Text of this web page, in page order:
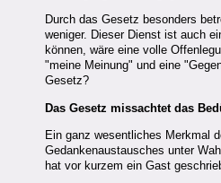
Durch das Gesetz besonders
weniger. Dieser Dienst ist auch
können, wäre eine volle
"meine Meinung" und eine
Gesetz?
Das Gesetz missachtet das
Ein ganz wesentliches Merkmal
Gedankenaustausches unter
hat vor kurzem ein Gast